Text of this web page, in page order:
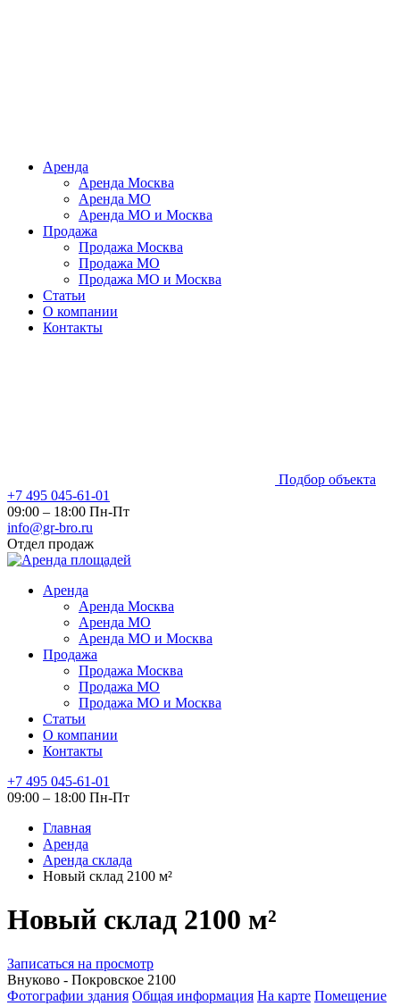
Аренда
Аренда Москва
Аренда МО
Аренда МО и Москва
Продажа
Продажа Москва
Продажа МО
Продажа МО и Москва
Статьи
О компании
Контакты
Подбор объекта
+7 495 045-61-01
09:00 – 18:00 Пн-Пт
info@gr-bro.ru
Отдел продаж
Аренда
Аренда Москва
Аренда МО
Аренда МО и Москва
Продажа
Продажа Москва
Продажа МО
Продажа МО и Москва
Статьи
О компании
Контакты
+7 495 045-61-01
09:00 – 18:00 Пн-Пт
Главная
Аренда
Аренда склада
Новый склад 2100 м²
Новый склад 2100 м²
Записаться на просмотр
Внуково - Покровское 2100
Фотографии здания Общая информация На карте Помещение